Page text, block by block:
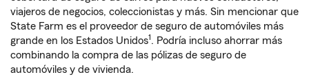
viajeros de negocios, coleccionistas y más. Sin mencionar que
State Farm es el proveedor de seguro de automóviles más
grande en los Estados Unidos1. Podría incluso ahorrar más
combinando la compra de las pólizas de seguro de
automóviles y de vivienda.